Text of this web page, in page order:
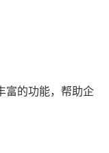
富的功能，帮助企